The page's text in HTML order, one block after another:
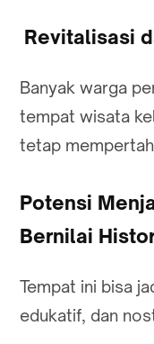
Revitalisasi
Banyak warga
tempat wisata
tetap
Potensi
Bernilai
Tempat ini bisa
edukatif, dan